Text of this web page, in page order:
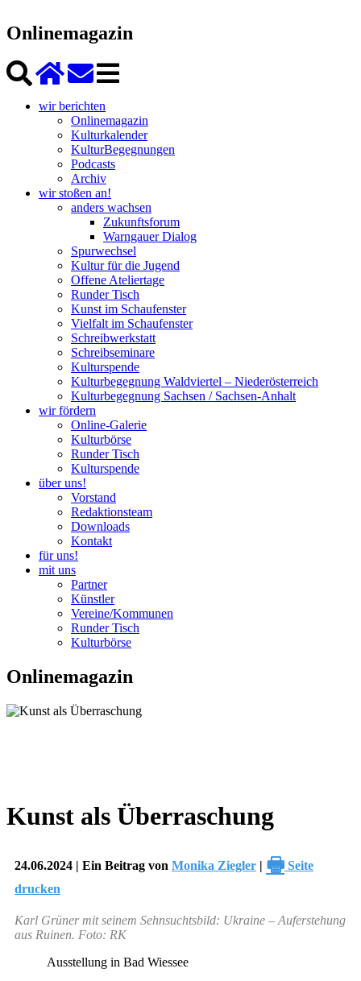
Onlinemagazin
wir berichten
Onlinemagazin
Kulturkalender
KulturBegegnungen
Podcasts
Archiv
wir stoßen an!
anders wachsen
Zukunftsforum
Warngauer Dialog
Spurwechsel
Kultur für die Jugend
Offene Ateliertage
Runder Tisch
Kunst im Schaufenster
Vielfalt im Schaufenster
Schreibwerkstatt
Schreibseminare
Kulturspende
Kulturbegegnung Waldviertel – Niederösterreich
Kulturbegegnung Sachsen / Sachsen-Anhalt
wir fördern
Online-Galerie
Kulturbörse
Runder Tisch
Kulturspende
über uns!
Vorstand
Redaktionsteam
Downloads
Kontakt
für uns!
mit uns
Partner
Künstler
Vereine/Kommunen
Runder Tisch
Kulturbörse
Onlinemagazin
Kunst als Überraschung
24.06.2024 | Ein Beitrag von Monika Ziegler | 🖶 Seite
drucken
Karl Grüner mit seinem Sehnsuchtsbild: Ukraine – Auferstehung
aus Ruinen. Foto: RK
Ausstellung in Bad Wiessee